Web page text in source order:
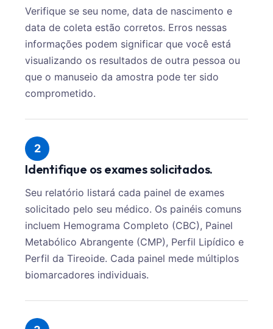
Verifique se seu nome, data de nascimento e
data de coleta estão corretos. Erros nessas
informações podem significar que você está
visualizando os resultados de outra pessoa ou
que o manuseio da amostra pode ter sido
comprometido.
2
Identifique os exames solicitados.
Seu relatório listará cada painel de exames
solicitado pelo seu médico. Os painéis comuns
incluem Hemograma Completo (CBC), Painel
Metabólico Abrangente (CMP), Perfil Lipídico e
Perfil da Tireoide. Cada painel mede múltiplos
biomarcadores individuais.